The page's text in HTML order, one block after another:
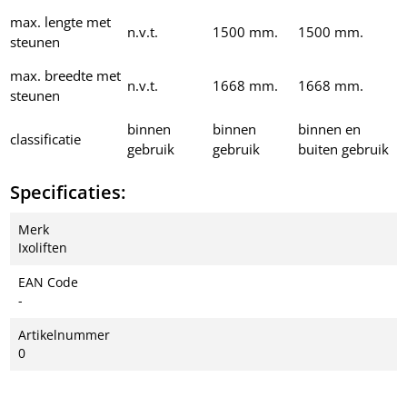
max. lengte met
steunen
n.v.t. 1500 mm. 1500 mm.
max. breedte met
steunen
n.v.t. 1668 mm. 1668 mm.
classificatie
binnen
gebruik
binnen
gebruik
binnen en
buiten gebruik
Specificaties:
Merk
Ixoliften
EAN Code
-
Artikelnummer
0